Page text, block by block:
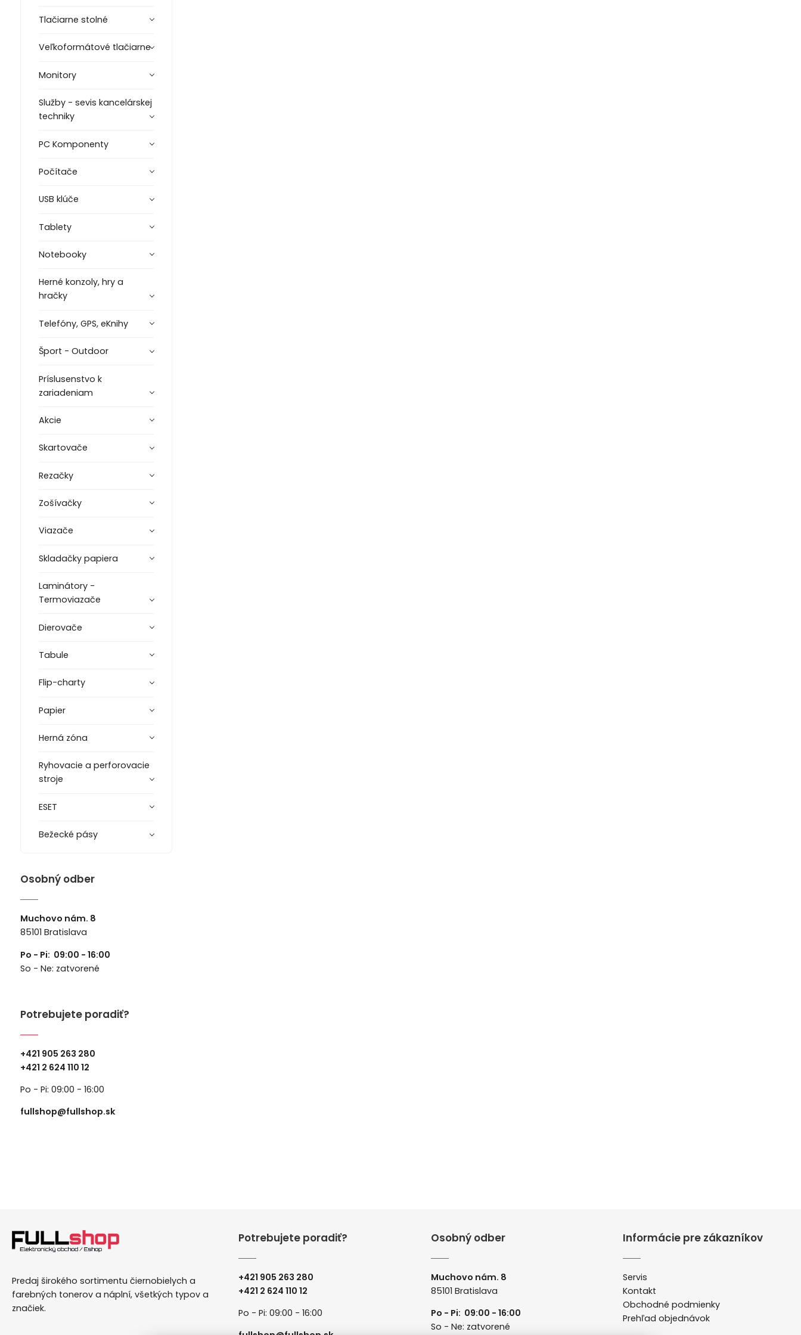
Tlačiarne stolné
Veľkoformátové tlačiarne
Monitory
Služby - sevis kancelárskej
techniky
PC Komponenty
Počítače
USB klúče
Tablety
Notebooky
Herné konzoly, hry a
hračky
Telefóny, GPS, eKnihy
Šport - Outdoor
Príslusenstvo k
zariadeniam
Akcie
Skartovače
Rezačky
Zošívačky
Viazače
Skladačky papiera
Laminátory -
Termoviazače
Dierovače
Tabule
Flip-charty
Papier
Herná zóna
Ryhovacie a perforovacie
stroje
ESET
Bežecké pásy
Osobný odber
Muchovo nám. 8
85101 Bratislava
Po - Pi: 09:00 - 16:00
So - Ne: zatvorené
Potrebujete poradiť?
+421 905 263 280
+421 2 624 110 12
Po - Pi: 09:00 - 16:00
fullshop@fullshop.sk
Predaj širokého sortimentu čiernobielych a
farebných tonerov a náplní, všetkých typov a
značiek.
Potrebujete poradiť?
+421 905 263 280
+421 2 624 110 12
Po - Pi: 09:00 - 16:00
Osobný odber
Muchovo nám. 8
85101 Bratislava
Po - Pi: 09:00 - 16:00
So - Ne: zatvorené
Informácie pre zákazníkov
Servis
Kontakt
Obchodné podmienky
Prehľad objednávok